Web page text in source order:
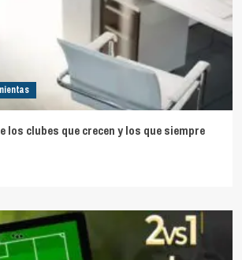
los clubes que crecen y los que siempre